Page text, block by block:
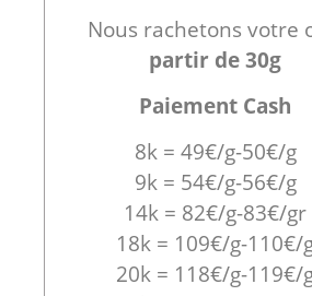
Nous rachetons votre
partir de 30g
Paiement Cash
8k = 49€/g-50€/g
9k = 54€/g-56€/g
14k = 82€/g-83€/gr
18k = 109€/g-110€/
20k = 118€/g-119€/